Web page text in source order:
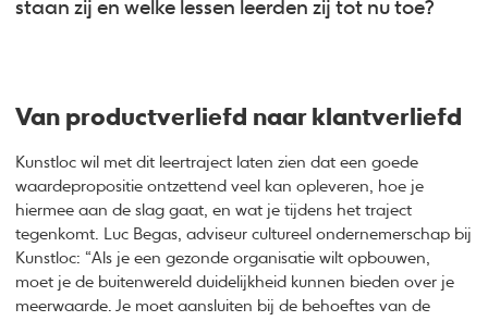
staan zij en welke lessen leerden zij tot nu toe?
Van productverliefd naar klantverliefd
Kunstloc wil met dit leertraject laten zien dat een goede
waardepropositie ontzettend veel kan opleveren, hoe je
hiermee aan de slag gaat, en wat je tijdens het traject
tegenkomt. Luc Begas, adviseur cultureel ondernemerschap bij
Kunstloc: “Als je een gezonde organisatie wilt opbouwen,
moet je de buitenwereld duidelijkheid kunnen bieden over je
meerwaarde. Je moet aansluiten bij de behoeftes van de